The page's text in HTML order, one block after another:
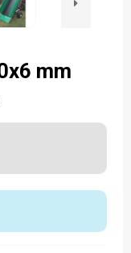
mm